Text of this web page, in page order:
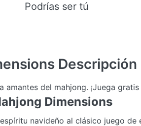
Podrías ser tú
Descripción
amantes del mahjong. ¡Juega
Dimensions
navideño al clásico juego de